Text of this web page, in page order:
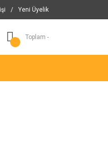
/ Yeni Üyelik
Toplam -